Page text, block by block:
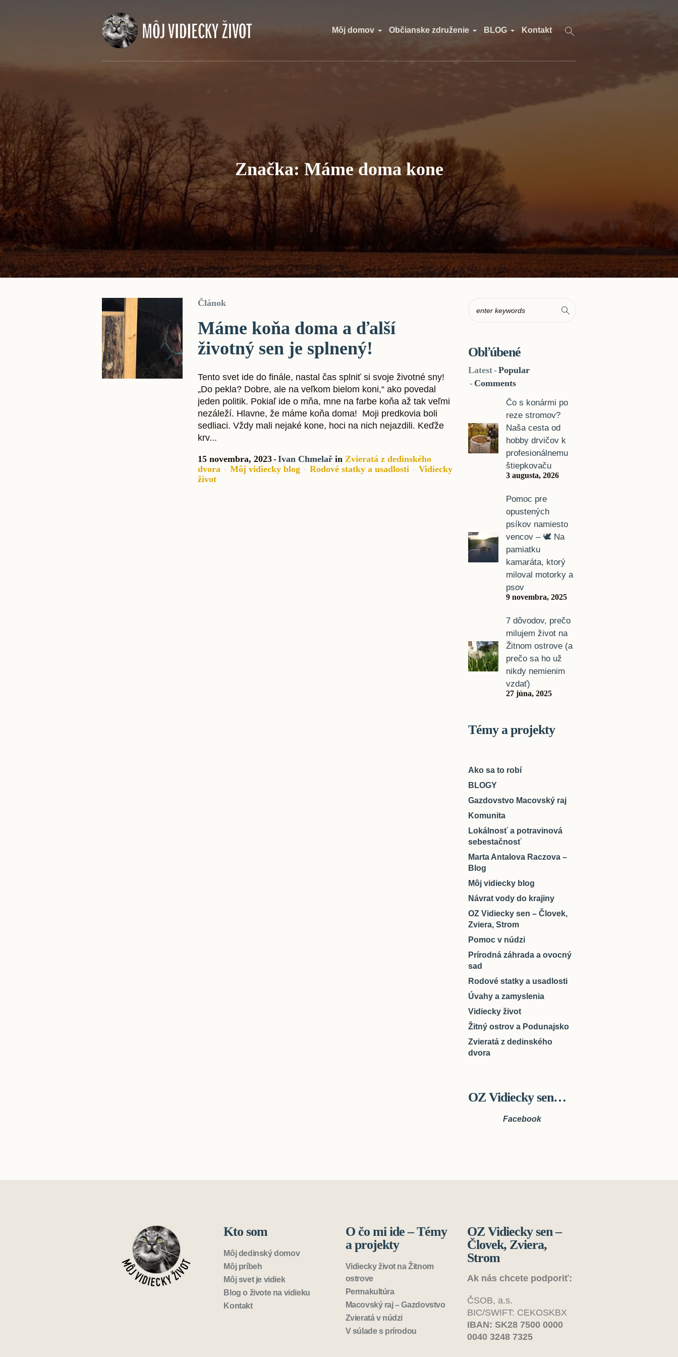
Môj domov Občianske združenie BLOG Kontakt
Značka:Máme doma kone
Článok
Máme koňa doma a ďalší
životný sen je splnený!
Tento svet ide do finále, nastal čas splniť si svoje životné sny!
„Do pekla? Dobre, ale na veľkom bielom koni,“ ako povedal
jeden politik. Pokiaľ ide o mňa, mne na farbe koňa až tak veľmi
nezáleží. Hlavne, že máme koňa doma! Moji predkovia boli
sedliaci. Vždy mali nejaké kone, hoci na nich nejazdili. Keďže
krv...
15 novembra, 2023 Ivan Chmelařin Zvieratá z dedinského
dvora
Môj vidiecky blog Rodové statky a usadlosti
Vidiecky
život
Obľúbené
Latest
Popular
Comments
Čo s konármi po
reze stromov?
Naša cesta od
hobby drvičov k
profesionálnemu
štiepkovaču
3 augusta, 2026
Pomoc pre
opustených
psíkov namiesto
vencov – 🕊️ Na
pamiatku
kamaráta, ktorý
miloval motorky a
psov
9 novembra, 2025
7 dôvodov, prečo
milujem život na
Žitnom ostrove (a
prečo sa ho už
nikdy nemienim
vzdať)
27 júna, 2025
Témy a projekty
Ako sa to robí
BLOGY
Gazdovstvo Macovský raj
Komunita
Lokálnosť a potravinová
sebestačnosť
Marta Antalova Raczova –
Blog
Môj vidiecky blog
Návrat vody do krajiny
OZ Vidiecky sen – Človek,
Zviera, Strom
Pomoc v núdzi
Prírodná záhrada a ovocný
sad
Rodové statky a usadlosti
Úvahy a zamyslenia
Vidiecky život
Žitný ostrov a Podunajsko
Zvieratá z dedinského
dvora
OZ Vidiecky sen…
Facebook
Kto som
Môj dedinský domov
Môj príbeh
Môj svet je vidiek
Blog o živote na vidieku
Kontakt
O čo mi ide – Témy
a projekty
Vidiecky život na Žitnom
ostrove
Permakultúra
Macovský raj – Gazdovstvo
Zvieratá v núdzi
V súlade s prírodou
OZ Vidiecky sen –
Človek, Zviera,
Strom
Ak nás chcete podporiť:
ČSOB, a.s.
BIC/SWIFT: CEKOSKBX
IBAN: SK28 7500 0000
0040 3248 7325